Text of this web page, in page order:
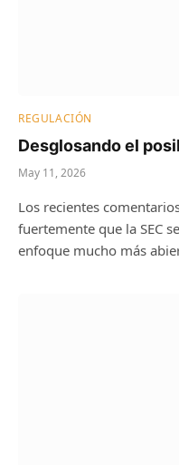
REGULACIÓN
Desglosando el
May 11, 2026
Los recientes
fuertemente que la SEC
enfoque mucho más